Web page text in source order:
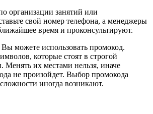
организации занятий или
свой номер телефона, а менеджеры
время и проконсультируют.
можете использовать промокод.
которые стоят в строгой
Менять их местами нельзя, иначе
не произойдет. Выбор промокода
иногда возникают.